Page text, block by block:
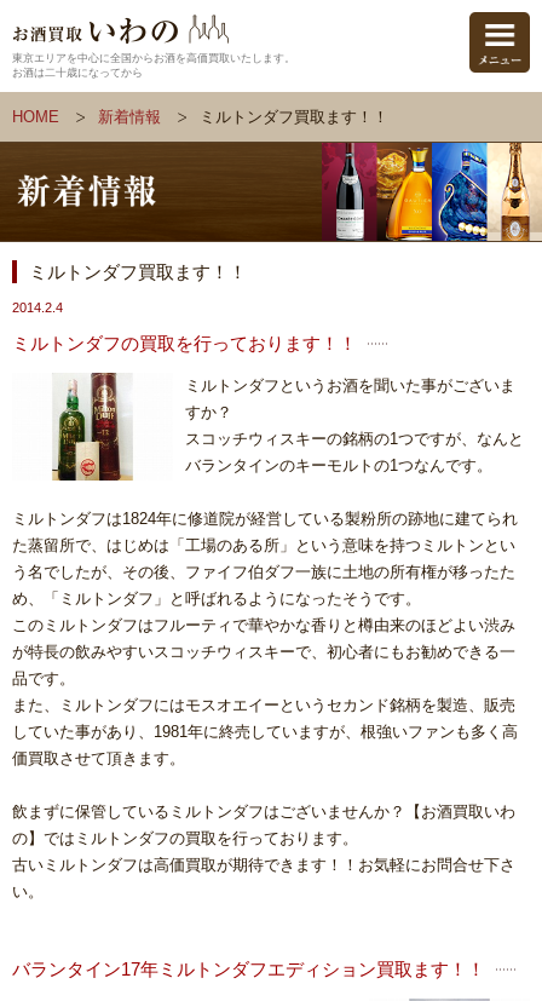
東京エリアを中心に全国からお酒を高価買取いたします。
お酒は二十歳になってから
HOME 新着情報 ミルトンダフ買取ます！！
ミルトンダフ買取ます！！
2014.2.4
ミルトンダフの買取を行っております！！
ミルトンダフというお酒を聞いた事がございま
すか？
スコッチウィスキーの銘柄の1つですが、なんと
バランタインのキーモルトの1つなんです。
ミルトンダフは1824年に修道院が経営している製粉所の跡地に建てられ
た蒸留所で、はじめは「工場のある所」という意味を持つミルトンとい
う名でしたが、その後、ファイフ伯ダフ一族に土地の所有権が移ったた
め、「ミルトンダフ」と呼ばれるようになったそうです。
このミルトンダフはフルーティで華やかな香りと樽由来のほどよい渋み
が特長の飲みやすいスコッチウィスキーで、初心者にもお勧めできる一
品です。
また、ミルトンダフにはモスオエイーというセカンド銘柄を製造、販売
していた事があり、1981年に終売していますが、根強いファンも多く高
価買取させて頂きます。
飲まずに保管しているミルトンダフはございませんか？【お酒買取いわ
の】ではミルトンダフの買取を行っております。
古いミルトンダフは高価買取が期待できます！！お気軽にお問合せ下さ
い。
バランタイン17年ミルトンダフエディション買取ます！！